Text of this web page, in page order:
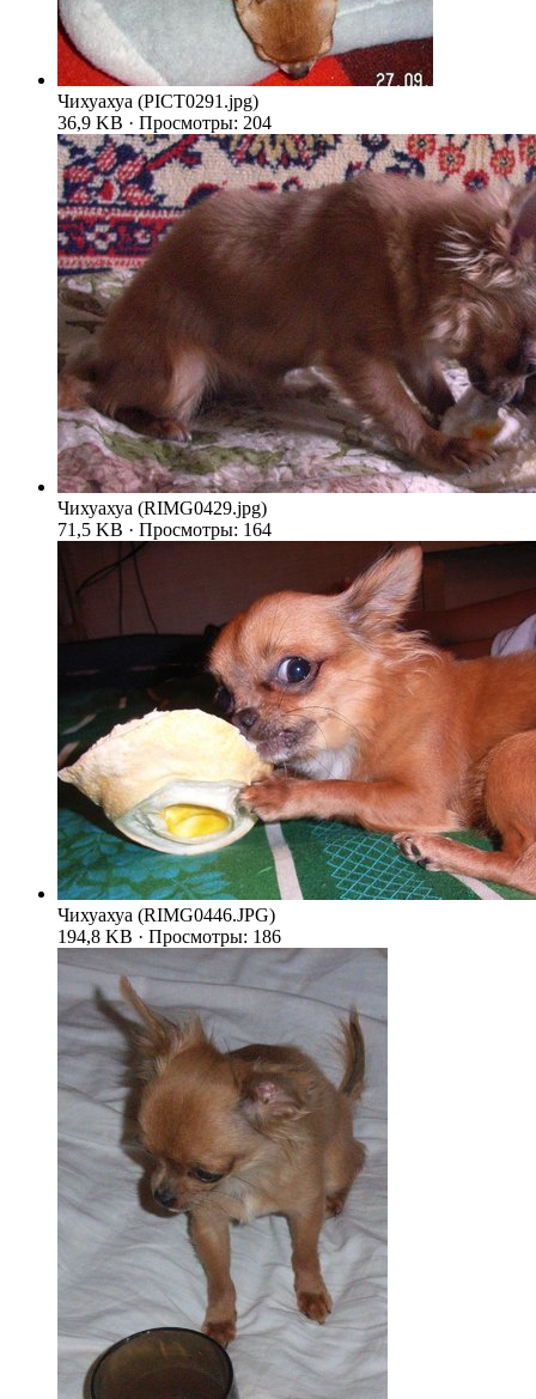
Чихуахуа (PICT0291.jpg)
36,9 KB · Просмотры: 204
Чихуахуа (RIMG0429.jpg)
71,5 KB · Просмотры: 164
Чихуахуа (RIMG0446.JPG)
194,8 KB · Просмотры: 186